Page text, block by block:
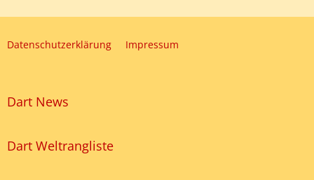
Datenschutzerklärung Impressum
Dart News
Dart Weltrangliste